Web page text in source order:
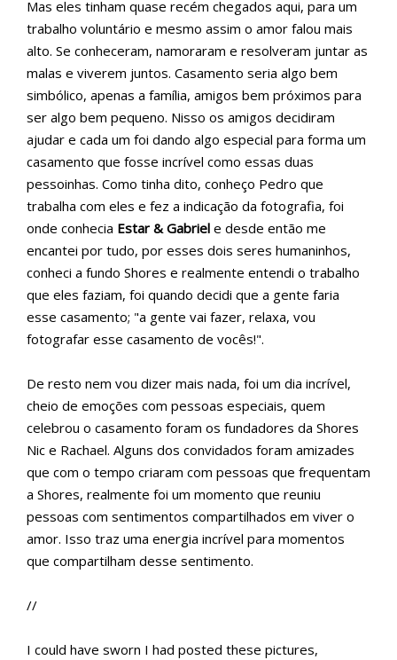
Mas eles tinham quase recém chegados aqui, para um
trabalho voluntário e mesmo assim o amor falou mais
alto. Se conheceram, namoraram e resolveram juntar as
malas e viverem juntos. Casamento seria algo bem
simbólico, apenas a família, amigos bem próximos para
ser algo bem pequeno. Nisso os amigos decidiram
ajudar e cada um foi dando algo especial para forma um
casamento que fosse incrível como essas duas
pessoinhas. Como tinha dito, conheço Pedro que
trabalha com eles e fez a indicação da fotografia, foi
onde conhecia Estar & Gabriel e desde então me
encantei por tudo, por esses dois seres humaninhos,
conheci a fundo Shores e realmente entendi o trabalho
que eles faziam, foi quando decidi que a gente faria
esse casamento; "a gente vai fazer, relaxa, vou
fotografar esse casamento de vocês!".
De resto nem vou dizer mais nada, foi um dia incrível,
cheio de emoções com pessoas especiais, quem
celebrou o casamento foram os fundadores da Shores
Nic e Rachael. Alguns dos convidados foram amizades
que com o tempo criaram com pessoas que frequentam
a Shores, realmente foi um momento que reuniu
pessoas com sentimentos compartilhados em viver o
amor. Isso traz uma energia incrível para momentos
que compartilham desse sentimento.
//
I could have sworn I had posted these pictures,